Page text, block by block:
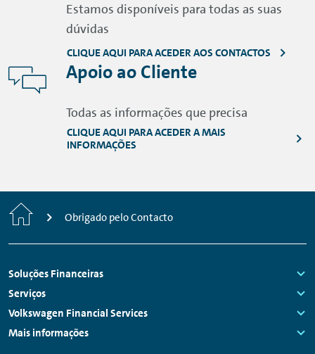
Estamos disponíveis para todas as suas
dúvidas
CLIQUE AQUI PARA ACEDER AOS CONTACTOS
Apoio ao Cliente
Todas as informações que precisa
CLIQUE AQUI PARA ACEDER A MAIS
INFORMAÇÕES
Início Obrigado pelo Contacto
Navegação
do
rodapé
Soluções Financeiras
Links:
Serviços
Links:
Volkswagen Financial Services
Links:
Mais informações